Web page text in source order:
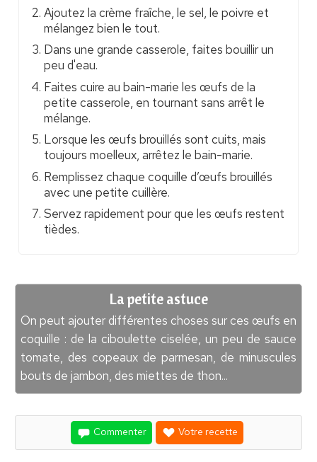
Ajoutez la crème fraîche, le sel, le poivre et
mélangez bien le tout.
Dans une grande casserole, faites bouillir un
peu d'eau.
Faites cuire au bain-marie les œufs de la
petite casserole, en tournant sans arrêt le
mélange.
Lorsque les œufs brouillés sont cuits, mais
toujours moelleux, arrêtez le bain-marie.
Remplissez chaque coquille d’œufs brouillés
avec une petite cuillère.
Servez rapidement pour que les œufs restent
tièdes.
La petite astuce
On peut ajouter différentes choses sur ces œufs en
coquille : de la ciboulette ciselée, un peu de sauce
tomate, des copeaux de parmesan, de minuscules
bouts de jambon, des miettes de thon...
Commenter Votre recette